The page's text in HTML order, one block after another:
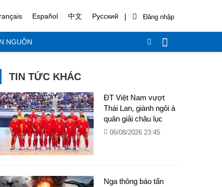
Español 中文 Русский |
NGUỒN
TIN TỨC KHÁC
ĐT Việt Nam vượt
Thái Lan, giành ngôi á
quân giải châu lục
06/08/2026 23:45
Nga thông báo tấn